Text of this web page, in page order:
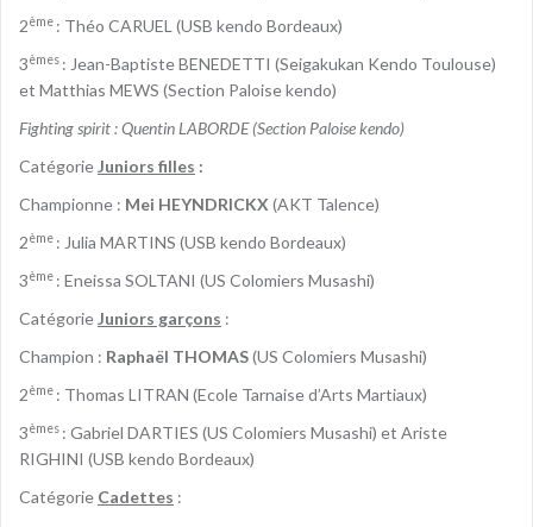
2ème : Théo CARUEL (USB kendo Bordeaux)
3èmes : Jean-Baptiste BENEDETTI (Seigakukan Kendo Toulouse)
et Matthias MEWS (Section Paloise kendo)
Fighting spirit : Quentin LABORDE (Section Paloise kendo)
CatégorieJuniors filles :
Championne : Mei HEYNDRICKX (AKT Talence)
2ème : Julia MARTINS (USB kendo Bordeaux)
3ème : Eneissa SOLTANI (US Colomiers Musashi)
CatégorieJuniors garçons :
Champion : Raphaël THOMAS(US Colomiers Musashi)
2ème : Thomas LITRAN (Ecole Tarnaise d’Arts Martiaux)
3èmes : Gabriel DARTIES (US Colomiers Musashi) et Ariste
RIGHINI (USB kendo Bordeaux)
Catégorie Cadettes :